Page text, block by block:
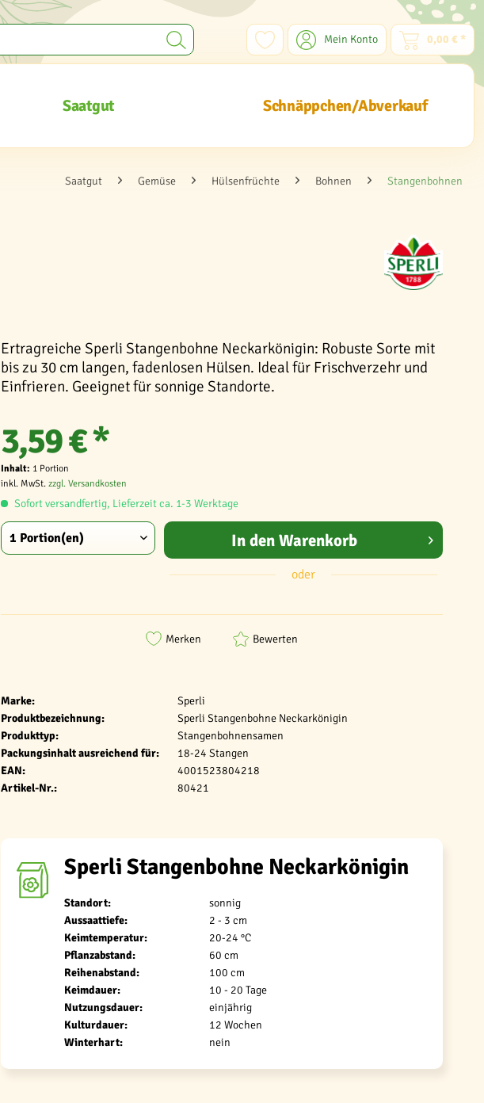
Mein Konto 0,00 € *
Saatgut Schnäppchen/Abverkauf
Saatgut Gemüse Hülsenfrüchte Bohnen Stangenbohnen
Ertragreiche Sperli Stangenbohne Neckarkönigin: Robuste Sorte mit
bis zu 30 cm langen, fadenlosen Hülsen. Ideal für Frischverzehr und
Einfrieren. Geeignet für sonnige Standorte.
Marke:
Sperli
Produktbezeichnung:
Sperli Stangenbohne Neckarkönigin
Produkttyp:
Stangenbohnensamen
Packungsinhalt ausreichend für:
18-24 Stangen
EAN:
4001523804218
Artikel-Nr.:
80421
3,59 € *
Inhalt: 1 Portion
inkl. MwSt. zzgl. Versandkosten
Sofort versandfertig, Lieferzeit ca. 1-3 Werktage
In den Warenkorb
oder
Merken Bewerten
Sperli Stangenbohne Neckarkönigin
Standort:
sonnig
Aussaattiefe:
2 - 3 cm
Keimtemperatur:
20-24 °C
Pflanzabstand:
60 cm
Reihenabstand:
100 cm
Keimdauer:
10 - 20 Tage
Nutzungsdauer:
einjährig
Kulturdauer:
12 Wochen
Winterhart:
nein